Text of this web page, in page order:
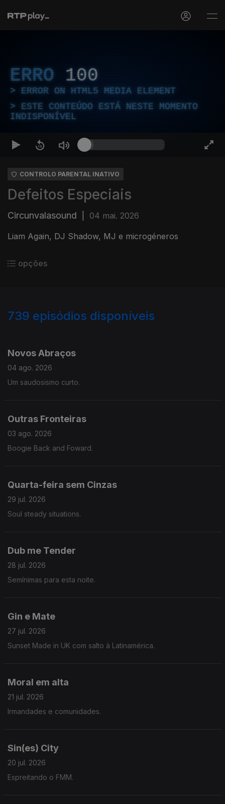
ERRO 100
ERROR ON HTML5 MEDIA ELEMENT
ESTE CONTEÚDO ESTÁ NESTE MOMENTO
INDISPONÍVEL
CONTROLO PARENTAL INATIVO
Defeitos Especiais
Circunvalasound 04 mai. 2026
Liam Again, DJ Shadow, MJ e microgéneros
opções
739 episódios disponíveis
Novos Abraços
04 ago. 2026
Um saudosismo curto.
Outras Fronteiras
03 ago. 2026
Boogie Back and Foward.
Quarta-feira sem Cinzas
29 jul. 2026
Soul steady situations.
Dub me Tender
28 jul. 2026
Semínimas para esta noite.
Gin e Mate
27 jul. 2026
Sunset Made in UK com salto à Latinamérica.
Moral em alta
21 jul. 2026
Irmandades e comunidades.
Sin(es) City
20 jul. 2026
Espreitando o FMM.